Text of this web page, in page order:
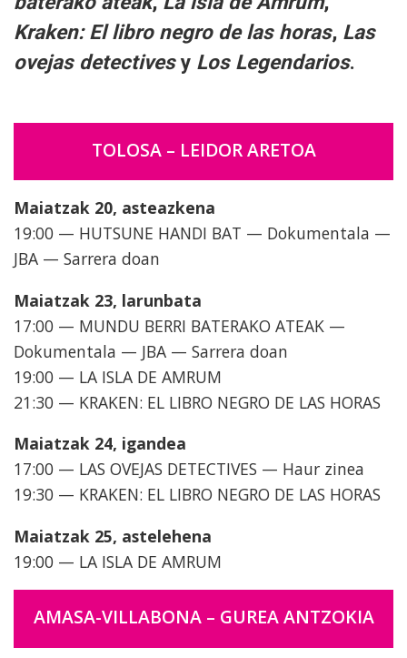
Kraken: El libro negro de las horas, Las
ovejas detectivesy Los Legendarios.
TOLOSA – LEIDOR ARETOA
Maiatzak 20, asteazkena
19:00 — HUTSUNE HANDI BAT — Dokumentala —
JBA — Sarrera doan
Maiatzak 23, larunbata
17:00 — MUNDU BERRI BATERAKO ATEAK —
Dokumentala — JBA — Sarrera doan
19:00 — LA ISLA DE AMRUM
21:30 — KRAKEN: EL LIBRO NEGRO DE LAS HORAS
Maiatzak 24, igandea
17:00 — LAS OVEJAS DETECTIVES — Haur zinea
19:30 — KRAKEN: EL LIBRO NEGRO DE LAS HORAS
Maiatzak 25, astelehena
19:00 — LA ISLA DE AMRUM
AMASA-VILLABONA – GUREA ANTZOKIA